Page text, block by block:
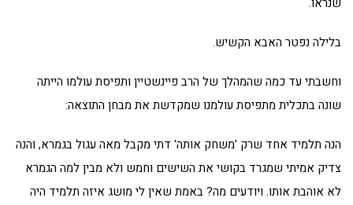
בלילה נפטר האבא הקשיש.
וחשבתי עד כמה שהמהלך של הרב פיינשטיין ותפיסת עולמו הייתה
שונה בתכלית מתפיסת עולמנו שמקדשת את מבחן התוצאה:
הנה תלמיד אחד שרק 'משחק אותה' דתי מקבל מאה עגול בגמרא, והנה
צדיק אמיתי שמגרד בקושי את השישים וחמש ולא מבין למה הגמרא
לא אוהבת אותו. ויודעים מה? באמת שאין לי מושג איזה תלמיד היה